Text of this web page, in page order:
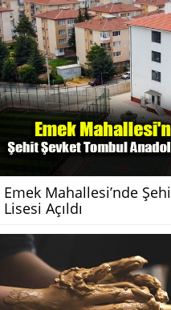
Emek Mahallesi’nde
Lisesi Açıldı